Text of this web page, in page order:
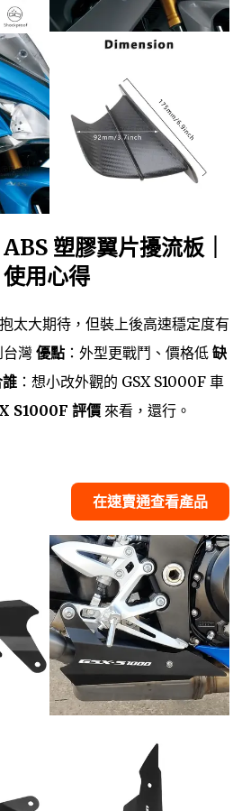
塑膠翼片擾流板｜
用心得
太大期待，但裝上後高速穩定度有
台灣 優點 ：外型更戰鬥、價格低 缺
：想小改外觀的 GSX S1000F 車
S1000F 評價 來看，還行。
在速賣通查看產品